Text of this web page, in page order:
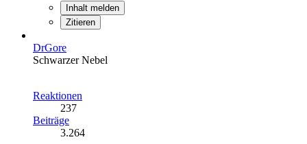
Inhalt melden
Zitieren
DrGore
Schwarzer Nebel
Reaktionen
237
Beiträge
3.264